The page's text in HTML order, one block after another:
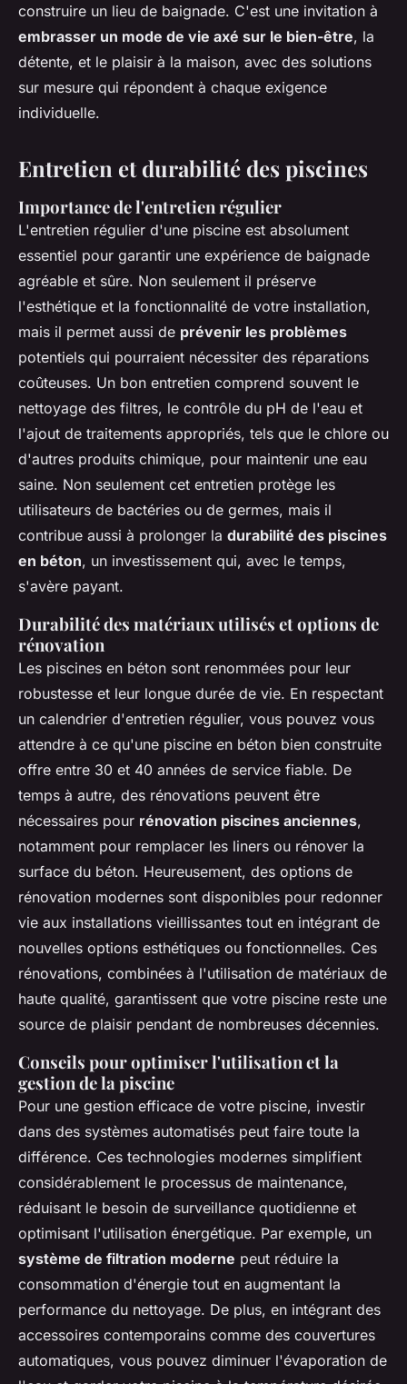
construire un lieu de baignade. C'est une invitation à
embrasser un mode de vie axé sur le bien-être, la
détente, et le plaisir à la maison, avec des solutions
sur mesure qui répondent à chaque exigence
individuelle.
Entretien et durabilité des piscines
Importance de l'entretien régulier
L'entretien régulier d'une piscine est absolument
essentiel pour garantir une expérience de baignade
agréable et sûre. Non seulement il préserve
l'esthétique et la fonctionnalité de votre installation,
mais il permet aussi de prévenir les problèmes
potentiels qui pourraient nécessiter des réparations
coûteuses. Un bon entretien comprend souvent le
nettoyage des filtres, le contrôle du pH de l'eau et
l'ajout de traitements appropriés, tels que le chlore ou
d'autres produits chimique, pour maintenir une eau
saine. Non seulement cet entretien protège les
utilisateurs de bactéries ou de germes, mais il
contribue aussi à prolonger la durabilité des piscines
en béton, un investissement qui, avec le temps,
s'avère payant.
Durabilité des matériaux utilisés et options de
rénovation
Les piscines en béton sont renommées pour leur
robustesse et leur longue durée de vie. En respectant
un calendrier d'entretien régulier, vous pouvez vous
attendre à ce qu'une piscine en béton bien construite
offre entre 30 et 40 années de service fiable. De
temps à autre, des rénovations peuvent être
nécessaires pour rénovation piscines anciennes,
notamment pour remplacer les liners ou rénover la
surface du béton. Heureusement, des options de
rénovation modernes sont disponibles pour redonner
vie aux installations vieillissantes tout en intégrant de
nouvelles options esthétiques ou fonctionnelles. Ces
rénovations, combinées à l'utilisation de matériaux de
haute qualité, garantissent que votre piscine reste une
source de plaisir pendant de nombreuses décennies.
Conseils pour optimiser l'utilisation et la
gestion de la piscine
Pour une gestion efficace de votre piscine, investir
dans des systèmes automatisés peut faire toute la
différence. Ces technologies modernes simplifient
considérablement le processus de maintenance,
réduisant le besoin de surveillance quotidienne et
optimisant l'utilisation énergétique. Par exemple, un
système de filtration moderne peut réduire la
consommation d'énergie tout en augmentant la
performance du nettoyage. De plus, en intégrant des
accessoires contemporains comme des couvertures
automatiques, vous pouvez diminuer l'évaporation de